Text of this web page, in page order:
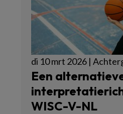
di 10 mrt 2026 |
Een
WISC-V-NL